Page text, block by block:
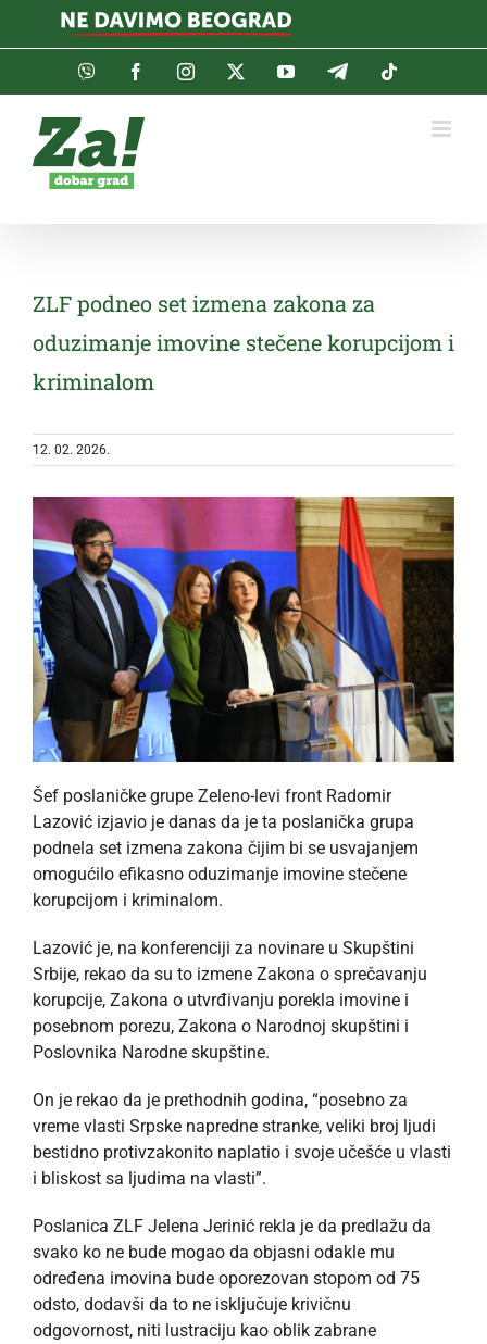
Viber FacebookInstagramTwitterYouTubeTelegram
ZLF podneo set izmena zakona za
oduzimanje imovine stečene korupcijom i
kriminalom
12. 02. 2026.
Šef poslaničke grupe Zeleno-levi front Radomir
Lazović izjavio je danas da je ta poslanička grupa
podnela set izmena zakona čijim bi se usvajanjem
omogućilo efikasno oduzimanje imovine stečene
korupcijom i kriminalom.
Lazović je, na konferenciji za novinare u Skupštini
Srbije, rekao da su to izmene Zakona o sprečavanju
korupcije, Zakona o utvrđivanju porekla imovine i
posebnom porezu, Zakona o Narodnoj skupštini i
Poslovnika Narodne skupštine.
On je rekao da je prethodnih godina, “posebno za
vreme vlasti Srpske napredne stranke, veliki broj ljudi
bestidno protivzakonito naplatio i svoje učešće u vlasti
i bliskost sa ljudima na vlasti”.
Poslanica ZLF Jelena Jerinić rekla je da predlažu da
svako ko ne bude mogao da objasni odakle mu
određena imovina bude oporezovan stopom od 75
odsto, dodavši da to ne isključuje krivičnu
odgovornost, niti lustraciju kao oblik zabrane